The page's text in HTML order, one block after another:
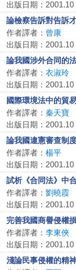
出版日期：2001.10
論檢察告訴對告訴
作者譯者： 曾康
出版日期：2001.10
論我國涉外合同的
作者譯者： 衣淑玲
出版日期：2001.10
國際環境法中的貿
作者譯者： 秦天寶
出版日期：2001.10
論我國違憲審查制
作者譯者： 楊平
出版日期：2001.10
試析《合同法》中
作者譯者： 劉曉霞
出版日期：2001.10
完善我國商譽侵權
作者譯者： 李東俠
出版日期：2001.10
淺論民事侵權的精